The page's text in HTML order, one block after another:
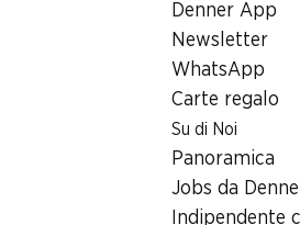
Denner App
Newsletter
WhatsApp
Carte regalo
Su di Noi
Panoramica
Jobs da
Indipendente